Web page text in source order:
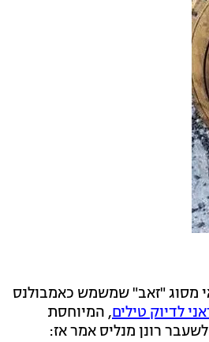
מסוג "זאב" שמשמש כאמבולנס
לדיוק טילים, המיוחסת
רונן מנליס אמר אז: